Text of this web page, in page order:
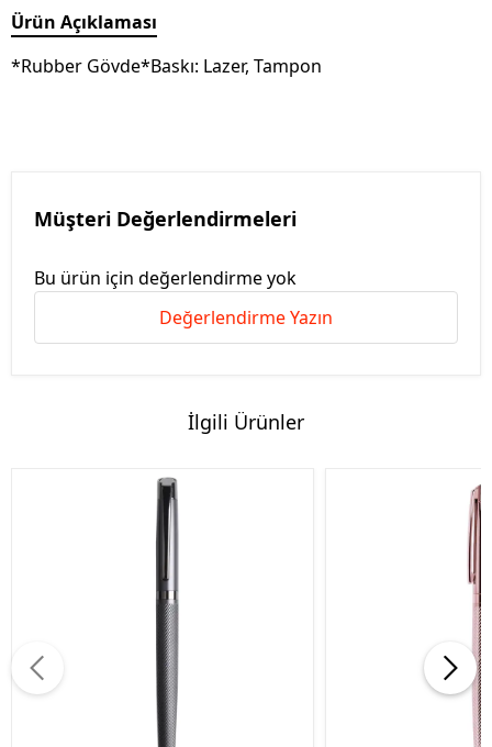
Ürün Açıklaması
*Rubber Gövde*Baskı: Lazer, Tampon
Müşteri Değerlendirmeleri
Bu ürün için değerlendirme yok
Değerlendirme Yazın
İlgili Ürünler